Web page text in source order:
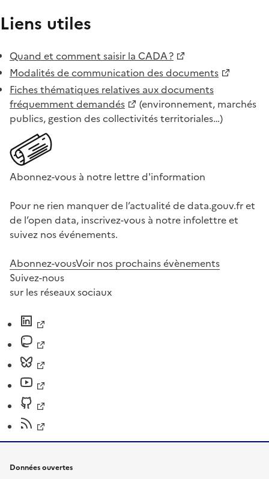
Liens utiles
Quand et comment saisir la CADA ?
Modalités de communication des documents
Fiches thématiques relatives aux documents
fréquemment demandés
(environnement, marchés
publics, gestion des collectivités territoriales…)
Abonnez-vous à notre lettre d'information
Pour ne rien manquer de l’actualité de data.gouv.fr et
de l’open data, inscrivez-vous à notre infolettre et
suivez nos événements.
Abonnez-vousVoir nos prochains évènements
Suivez-nous
sur les réseaux sociaux
Données ouvertes